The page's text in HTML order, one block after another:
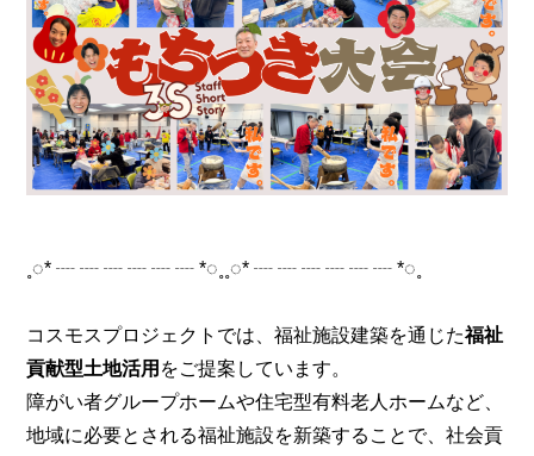
˳◌* ┈ ┈ ┈ ┈ ┈ ┈ *◌˳˳◌* ┈ ┈ ┈ ┈ ┈ ┈ *◌˳
コスモスプロジェクトでは、福祉施設建築を通じた福祉
貢献型土地活用 をご提案しています。
障がい者グループホームや住宅型有料老人ホームなど、
地域に必要とされる福祉施設を新築することで、社会貢